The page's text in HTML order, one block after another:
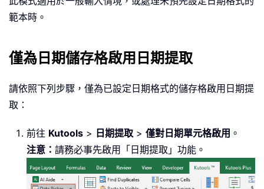
範本時。
僅為日期儲存格啟用日期提取
請依照下列步驟，僅為已設定日期格式的儲存格啟用日期提
取：
前往 Kutools > 日期提取 > 僅對日期單元格啟用 。
注意： 請務必事先啟用「日期提取」功能。